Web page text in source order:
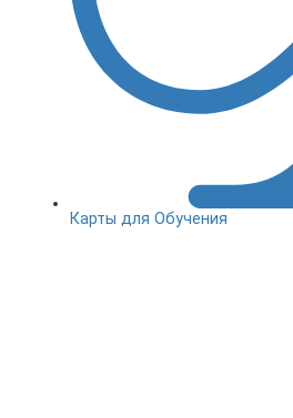
Карты для Обучения